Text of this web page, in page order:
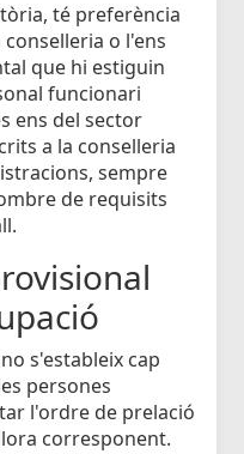
té preferència
o l'ens
que hi estiguin
funcionari
ens del sector
a la conselleria
sempre
de requisits
s'estableix cap
persones
l'ordre de prelació
corresponent.